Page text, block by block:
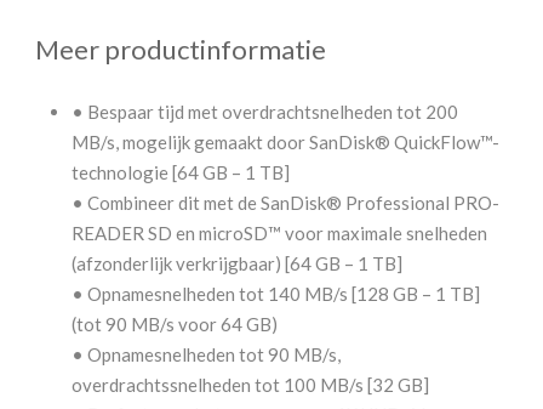
Meer productinformatie
• Bespaar tijd met overdrachtsnelheden tot 200
MB/s, mogelijk gemaakt door SanDisk® QuickFlow™-
technologie [64 GB – 1 TB]
• Combineer dit met de SanDisk® Professional PRO-
READER SD en microSD™ voor maximale snelheden
(afzonderlijk verkrijgbaar) [64 GB – 1 TB]
• Opnamesnelheden tot 140 MB/s [128 GB – 1 TB]
(tot 90 MB/s voor 64 GB)
• Opnamesnelheden tot 90 MB/s,
overdrachtssnelheden tot 100 MB/s [32 GB]